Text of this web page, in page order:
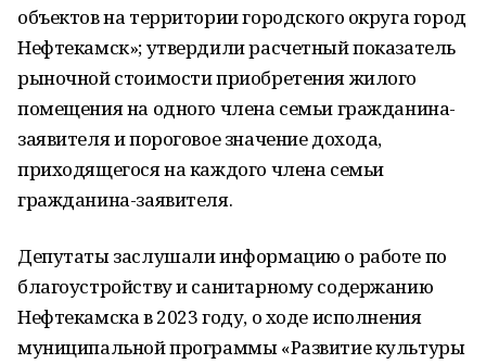
объектов на территории городского округа город
Нефтекамск»; утвердили расчетный показатель
рыночной стоимости приобретения жилого
помещения на одного члена семьи гражданина-
заявителя и пороговое значение дохода,
приходящегося на каждого члена семьи
гражданина-заявителя.
Депутаты заслушали информацию о работе по
благоустройству и санитарному содержанию
Нефтекамска в 2023 году, о ходе исполнения
муниципальной программы «Развитие культуры